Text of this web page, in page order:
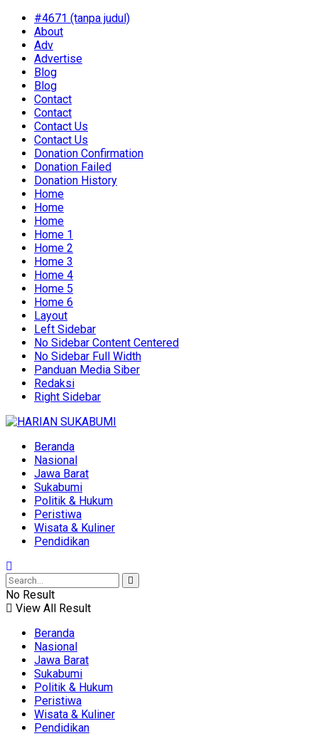
#4671 (tanpa judul)
About
Adv
Advertise
Blog
Blog
Contact
Contact
Contact Us
Contact Us
Donation Confirmation
Donation Failed
Donation History
Home
Home
Home
Home 1
Home 2
Home 3
Home 4
Home 5
Home 6
Layout
Left Sidebar
No Sidebar Content Centered
No Sidebar Full Width
Panduan Media Siber
Redaksi
Right Sidebar
Beranda
Nasional
Jawa Barat
Sukabumi
Politik & Hukum
Peristiwa
Wisata & Kuliner
Pendidikan
No Result
View All Result
Beranda
Nasional
Jawa Barat
Sukabumi
Politik & Hukum
Peristiwa
Wisata & Kuliner
Pendidikan